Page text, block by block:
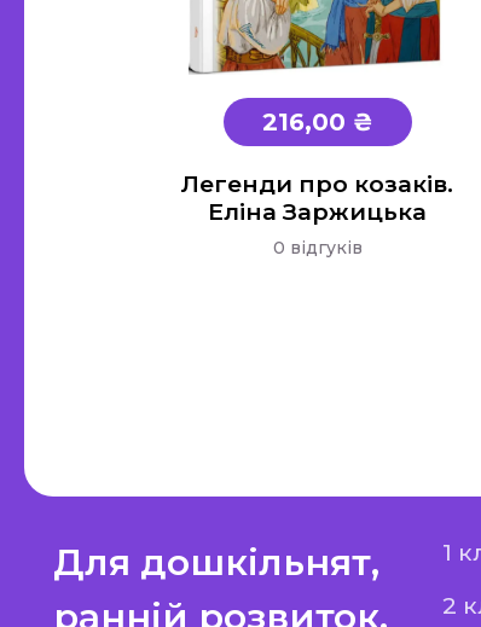
216,00 ₴
Легенди про козаків.
Еліна Заржицька
0 відгуків
Для дошкільнят,
ранній розвиток,
1
2